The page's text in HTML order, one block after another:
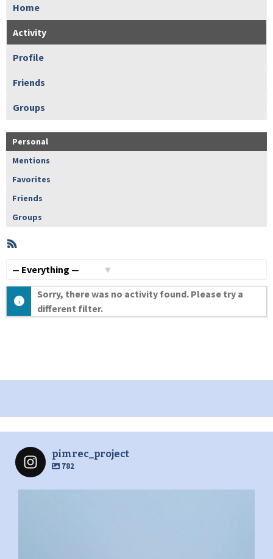
Home
Activity
Profile
Friends
Groups
Personal
Mentions
Favorites
Friends
Groups
Member
Activities
Sorry, there was no activity found. Please try a
different filter.
pimrec_project
782